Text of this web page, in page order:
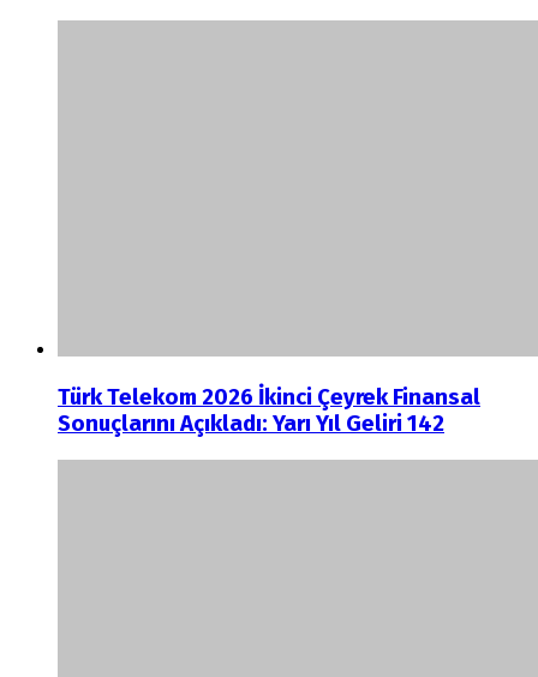
Türk Telekom 2026 İkinci Çeyrek Finansal
Sonuçlarını Açıkladı: Yarı Yıl Geliri 142